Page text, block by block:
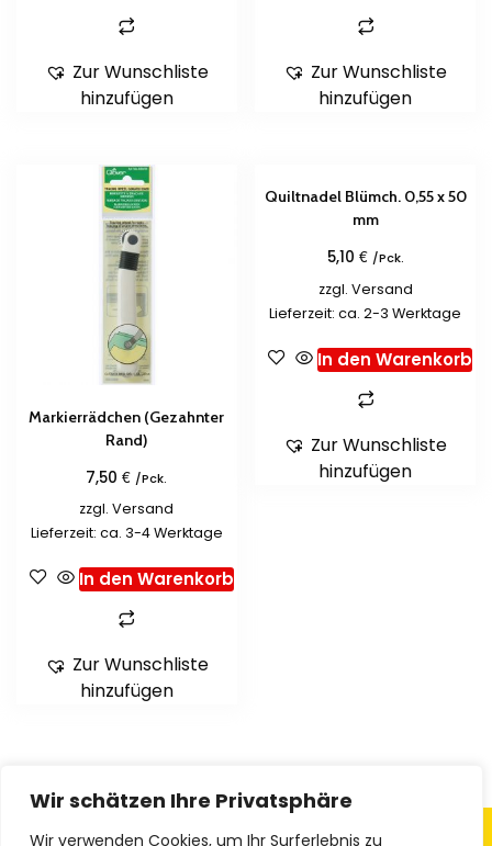
Wir schätzen Ihre Privatsphäre
Wir verwenden Cookies, um Ihr Surferlebnis zu
Zur Wunschliste
hinzufügen
Zur Wunschliste
hinzufügen
Markierrädchen (Gezahnter
Rand)
7,50€ /Pck.
zzgl.Versand
Lieferzeit: ca. 3-4 Werktage
In den Warenkorb
Zur Wunschliste
hinzufügen
Quiltnadel Blümch. 0,55 x 50
mm
5,10 € /Pck.
zzgl. Versand
Lieferzeit: ca. 2-3 Werktage
In den Warenkorb
Zur Wunschliste
hinzufügen